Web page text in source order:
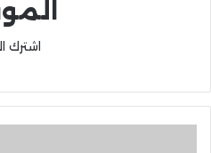
اشترك